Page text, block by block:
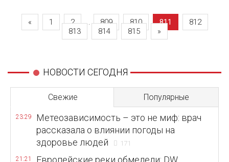
« 1 2 ... 809 810 811
812
813
814 815 »
НОВОСТИ СЕГОДНЯ
Свежие Популярные
23:29
Метеозависимость – это не миф: врач
рассказала о влиянии погоды на
здоровье людей
171
21:21
Европейские реки обмелели: DW